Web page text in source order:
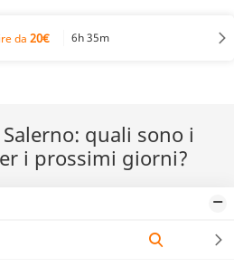
da 20€ 6h 35m
quali sono i
i prossimi giorni?